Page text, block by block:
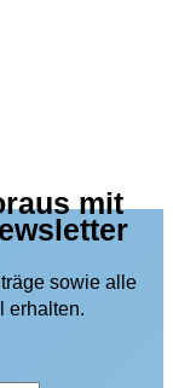
mit
sowie alle
erhalten.